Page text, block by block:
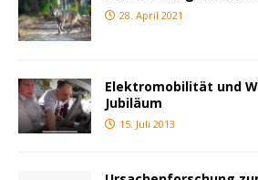
28. April 2021
Elektromobilität und
Jubiläum
15. Juli 2013